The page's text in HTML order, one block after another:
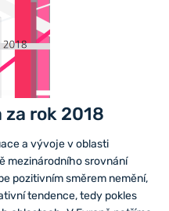
rok 2018
a vývoje v oblasti
mezinárodního srovnání
pozitivním směrem nemění,
tendence, tedy pokles